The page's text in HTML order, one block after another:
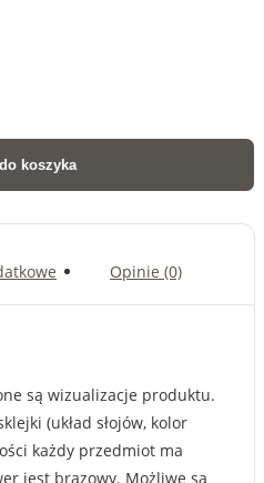
koszyka
Opinie (0)
są wizualizacje produktu.
(układ słojów, kolor
każdy przedmiot ma
jest brązowy. Możliwe są